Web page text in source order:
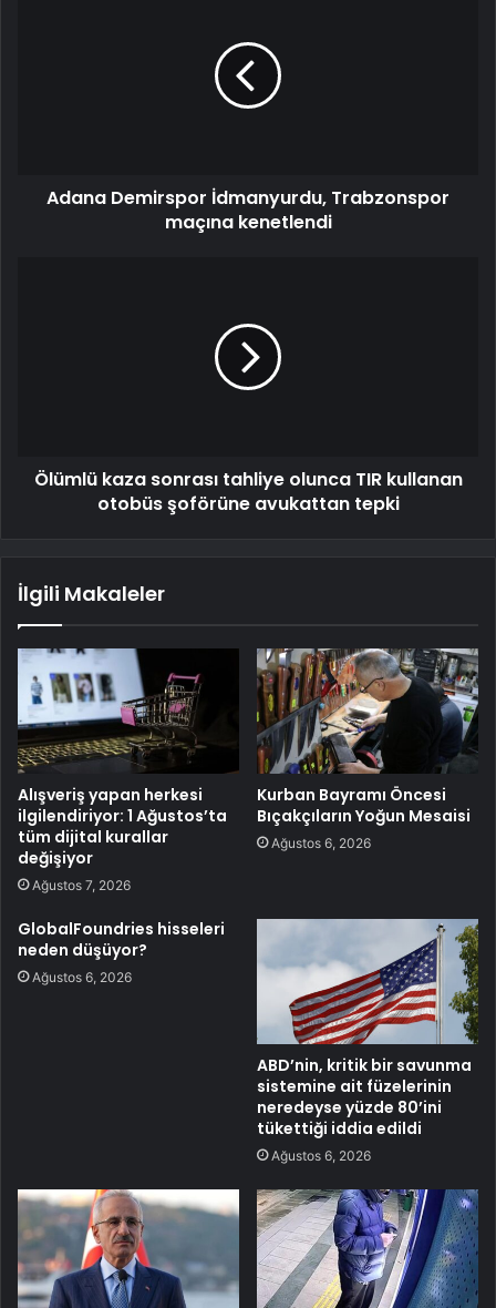
Adana Demirspor İdmanyurdu, Trabzonspor
maçına kenetlendi
Ölümlü kaza sonrası tahliye olunca TIR kullanan
otobüs şoförüne avukattan tepki
İlgili Makaleler
Alışveriş yapan herkesi
ilgilendiriyor: 1 Ağustos’ta
tüm dijital kurallar
değişiyor
Ağustos 7, 2026
Kurban Bayramı Öncesi
Bıçakçıların Yoğun Mesaisi
Ağustos 6, 2026
GlobalFoundries hisseleri
neden düşüyor?
Ağustos 6, 2026
ABD’nin, kritik bir savunma
sistemine ait füzelerinin
neredeyse yüzde 80’ini
tükettiği iddia edildi
Ağustos 6, 2026